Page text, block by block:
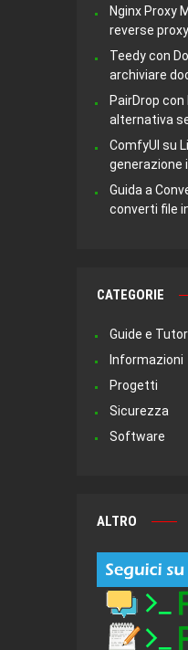
Nginx Proxy
reverse
Teedy con
archiviare
PairDrop
alternativa
ComfyUI su
generazione
Guida a
converti file
CATEGORIE
Guide e
Informazioni
Progetti
Sicurezza
Software
ALTRO